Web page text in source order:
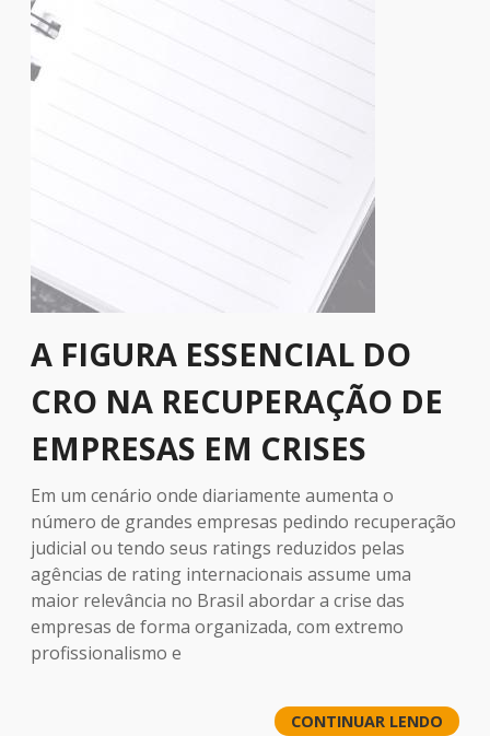
A FIGURA ESSENCIAL DO
CRO NA RECUPERAÇÃO DE
EMPRESAS EM CRISES
Em um cenário onde diariamente aumenta o
número de grandes empresas pedindo recuperação
judicial ou tendo seus ratings reduzidos pelas
agências de rating internacionais assume uma
maior relevância no Brasil abordar a crise das
empresas de forma organizada, com extremo
profissionalismo e
CONTINUAR LENDO